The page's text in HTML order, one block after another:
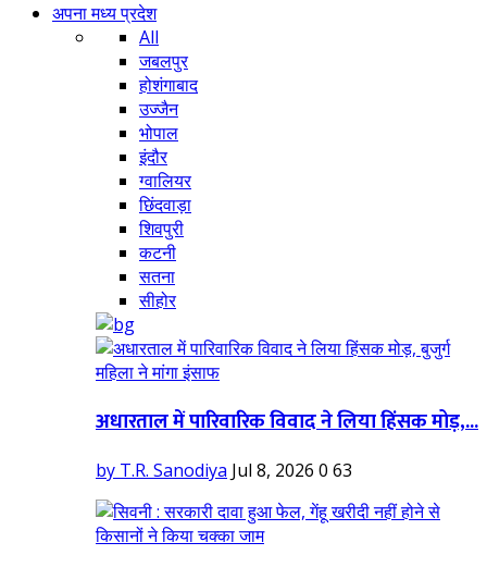
अपना मध्य प्रदेश
All
जबलपुर
होशंगाबाद
उज्जैन
भोपाल
इंदौर
ग्वालियर
छिंदवाड़ा
शिवपुरी
कटनी
सतना
सीहोर
अधारताल में पारिवारिक विवाद ने लिया हिंसक मोड़,...
by T.R. Sanodiya Jul 8, 2026 0 63